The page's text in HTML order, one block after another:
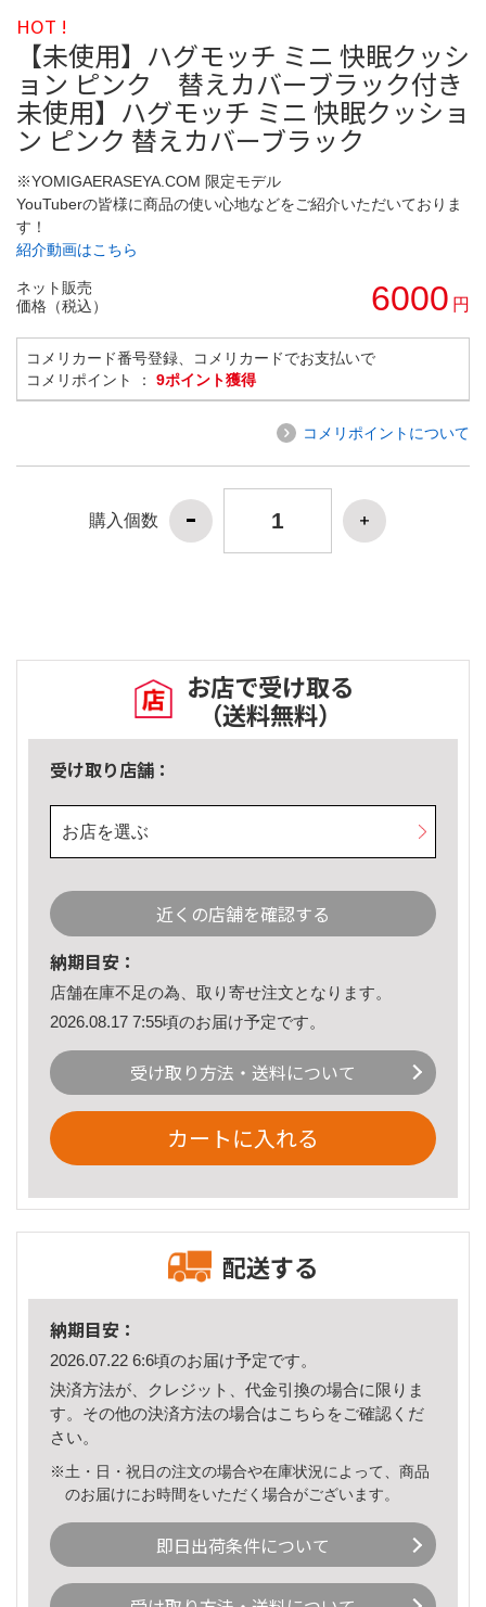
HOT !
【未使用】ハグモッチ ミニ 快眠クッシ
ョン ピンク 替えカバーブラック付き
未使用】ハグモッチ ミニ 快眠クッショ
ン ピンク 替えカバーブラック
※YOMIGAERASEYA.COM 限定モデル
YouTuberの皆様に商品の使い心地などをご紹介いただいておりま
す！
紹介動画はこちら
ネット販売
価格（税込）
6000 円
コメリカード番号登録、コメリカードでお支払いで
コメリポイント ： 9ポイント獲得
コメリポイントについて
購入個数
お店で受け取る
（送料無料）
受け取り店舗：
お店を選ぶ
近くの店舗を確認する
納期目安：
店舗在庫不足の為、取り寄せ注文となります。
2026.08.17 7:55頃のお届け予定です。
受け取り方法・送料について
カートに入れる
配送する
納期目安：
2026.07.22 6:6頃のお届け予定です。
決済方法が、クレジット、代金引換の場合に限りま
す。その他の決済方法の場合はこちら をご確認くだ
さい。
※土・日・祝日の注文の場合や在庫状況によって、商品
のお届けにお時間をいただく場合がございます。
即日出荷条件について